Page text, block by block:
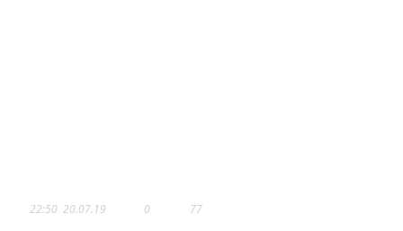
22:50 20.07.19 0 77